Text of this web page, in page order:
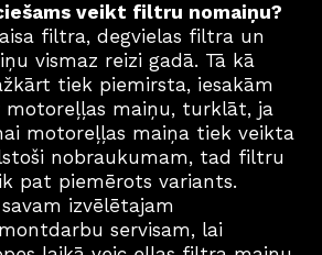
veikt filtru nomaiņu?
filtra, degvielas filtra un
vismaz reizi gadā. Tā kā
tiek piemirsta, iesakām
maiņu, turklāt, ja
motoreļļas maiņa tiek veikta
nobraukumam, tad filtru
pat piemērots variants.
izvēlētajam
servisam, lai